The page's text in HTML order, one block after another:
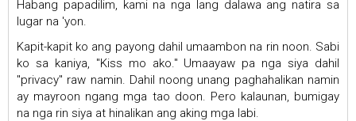
Habang papadilim, kami na nga lang dalawa ang natira sa
lugar na 'yon.
Kapit-kapit ko ang payong dahil umaambon na rin noon. Sabi
ko sa kaniya, "Kiss mo ako." Umaayaw pa nga siya dahil
"privacy" raw namin. Dahil noong unang paghahalikan namin
ay mayroon ngang mga tao doon. Pero kalaunan, bumigay
na nga rin siya at hinalikan ang aking mga labi.